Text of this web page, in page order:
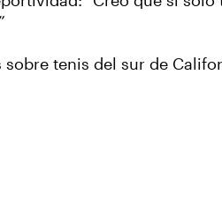
sobre tenis del sur de